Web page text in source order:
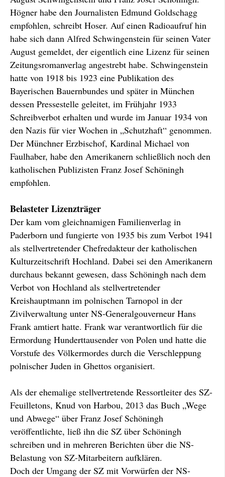
Högner habe den Journalisten Edmund Goldschagg
empfohlen, schreibt Hoser. Auf einen Radioaufruf hin
habe sich dann Alfred Schwingenstein für seinen Vater
August gemeldet, der eigentlich eine Lizenz für seinen
Zeitungsromanverlag angestrebt habe. Schwingenstein
hatte von 1918 bis 1923 eine Publikation des
Bayerischen Bauernbundes und später in München
dessen Pressestelle geleitet, im Frühjahr 1933
Schreibverbot erhalten und wurde im Januar 1934 von
den Nazis für vier Wochen in „Schutzhaft“ genommen.
Der Münchner Erzbischof, Kardinal Michael von
Faulhaber, habe den Amerikanern schließlich noch den
katholischen Publizisten Franz Josef Schöningh
empfohlen.
Belasteter Lizenzträger
Der kam vom gleichnamigen Familienverlag in
Paderborn und fungierte von 1935 bis zum Verbot 1941
als stellvertretender Chefredakteur der katholischen
Kulturzeitschrift Hochland. Dabei sei den Amerikanern
durchaus bekannt gewesen, dass Schöningh nach dem
Verbot von Hochland als stellvertretender
Kreishauptmann im polnischen Tarnopol in der
Zivilverwaltung unter NS-Generalgouverneur Hans
Frank amtiert hatte. Frank war verantwortlich für die
Ermordung Hunderttausender von Polen und hatte die
Vorstufe des Völkermordes durch die Verschleppung
polnischer Juden in Ghettos organisiert.
Als der ehemalige stellvertretende Ressortleiter des SZ-
Feuilletons, Knud von Harbou, 2013 das Buch „Wege
und Abwege“ über Franz Josef Schöningh
veröffentlichte, ließ ihn die SZ über Schöningh
schreiben und in mehreren Berichten über die NS-
Belastung von SZ-Mitarbeitern aufklären.
Doch der Umgang der SZ mit Vorwürfen der NS-